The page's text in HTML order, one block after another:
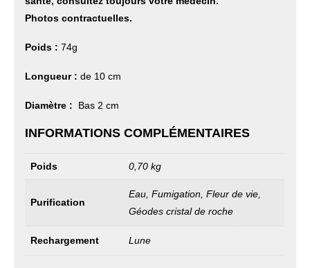
Photos contractuelles.
Poids : 74g
Longueur : de 10 cm
Diamètre : Bas 2 cm
INFORMATIONS COMPLÉMENTAIRES
Poids 0,70 kg
Purification
Eau, Fumigation, Fleur de vie,
Géodes cristal de roche
Rechargement Lune